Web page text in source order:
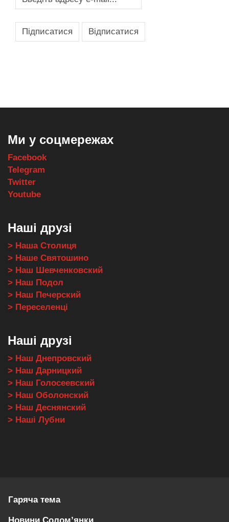
Ми у соцмережах
Facebook
Telegram
Twitter
Youtube
Наші друзі
> Наша Столиця
> Наше Святошино
> Наш Шевченковский
> Наш Подол
> Наш Печерский
> Переселенці
Наші друзі
> Наш Днепровский
> Наш Дарницкий
> Наш Голосеевский
> Наш Оболонский
> Наш Деснянский
> Наші Лубни
Гаряча тема